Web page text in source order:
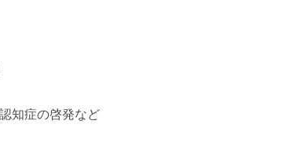
知症の啓発など